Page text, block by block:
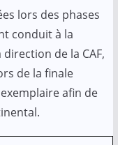
lors des phases
conduit à la
de la CAF,
de la finale
afin de